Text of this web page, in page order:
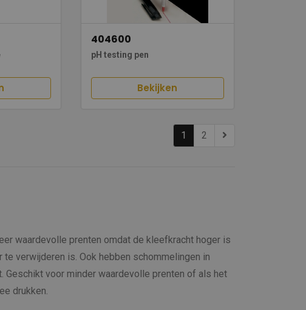
404600
pH testing pen
Bekijken
1 2
waardevolle prenten omdat de kleefkracht hoger is
verwijderen is. Ook hebben schommelingen in
voor minder waardevolle prenten of als het
drukken.